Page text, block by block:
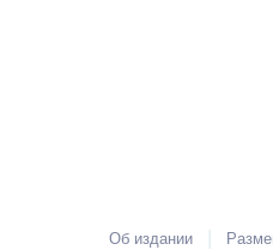
Об издании |